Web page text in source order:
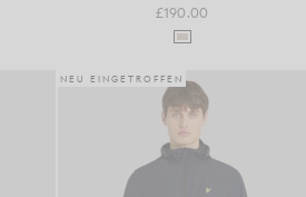
£190.00
NEU EINGETROFFEN